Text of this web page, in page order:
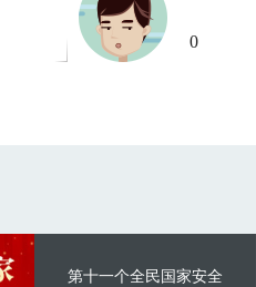
0
第十一个全民国家安全